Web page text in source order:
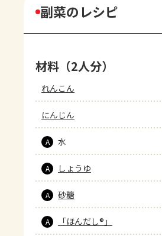
副菜のレシピ
材料（2人分）
れんこん
にんじん
A 水
A しょうゆ
A 砂糖
A 「ほんだし®」